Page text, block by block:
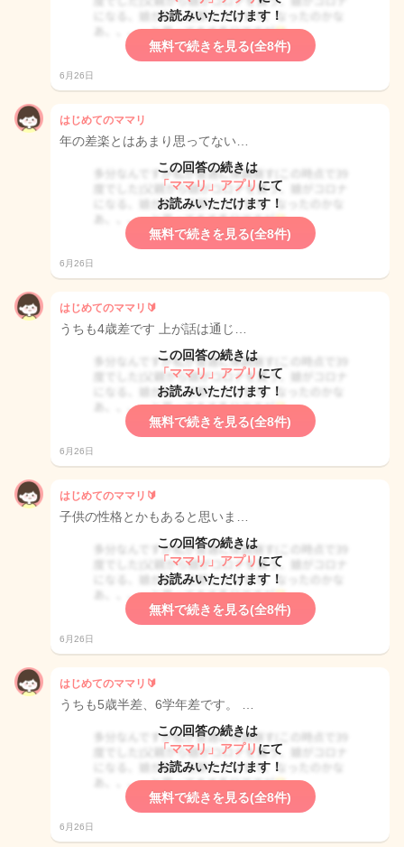
お読みいただけます！
無料で続きを見る(全8件)
6月26日
はじめてのママリ
年の差楽とはあまり思ってない…
この回答の続きは
「ママリ」アプリ にて
お読みいただけます！
無料で続きを見る(全8件)
6月26日
はじめてのママリ🔰
うちも4歳差です 上が話は通じ…
この回答の続きは
「ママリ」アプリ にて
お読みいただけます！
無料で続きを見る(全8件)
6月26日
はじめてのママリ🔰
子供の性格とかもあると思いま…
この回答の続きは
「ママリ」アプリ にて
お読みいただけます！
無料で続きを見る(全8件)
6月26日
はじめてのママリ🔰
うちも5歳半差、6学年差です。 …
この回答の続きは
「ママリ」アプリ にて
お読みいただけます！
無料で続きを見る(全8件)
6月26日